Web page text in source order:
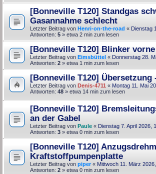
[Bonneville T120] Standgas
Gasannahme schlecht
Letzter Beitrag von Henri-on-the-road « Dienstag
Antworten: 5 » etwa 2 min zum lesen
[Bonneville T120] Blinker
Letzter Beitrag von Eimsbüttel « Donnerstag 28.
Antworten: 2 » etwa 1 min zum lesen
[Bonneville T120] Übersetzung
Letzter Beitrag von Denis-4711 « Montag 11. Mai
Antworten: 48 » etwa 14 min zum lesen
[Bonneville T120]
an der Gabel
Letzter Beitrag von Paule « Dienstag 7. April 2026,
Antworten: 3 » etwa 0 min zum lesen
[Bonneville T120]
Kraftstoffpumpenplatte
Letzter Beitrag von piper« Mittwoch 11. März
Antworten: 2 » etwa 0 min zum lesen